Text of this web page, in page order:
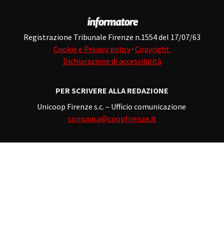
Registrazione Tribunale Firenze n.1554 del 17/07/63
Cookie e Privacy policy· Copyright
Dichiarazione di accessibilità
PER SCRIVERE ALLA REDAZIONE
Unicoop Firenze s.c. – Ufficio comunicazione
comunica@coopfirenze.it